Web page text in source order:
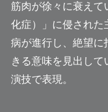
筋肉が徐々に衰えて
化症）」に侵された
病が進行し、絶望に
きる意味を見出し
演技で表現。